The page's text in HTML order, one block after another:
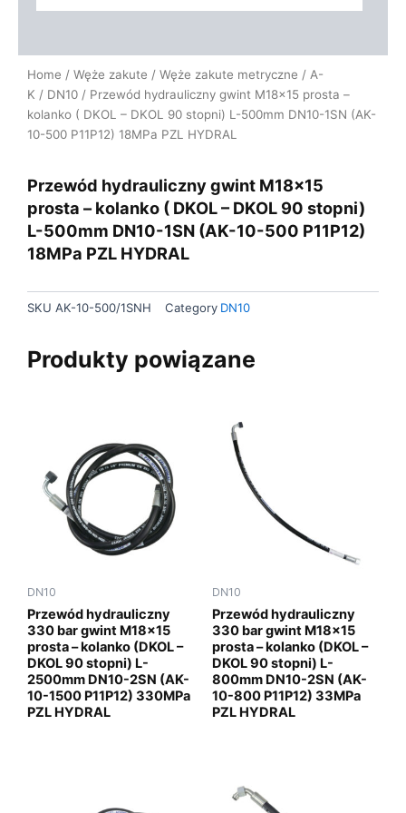
Home / Węże zakute / Węże zakute metryczne / A-
K / DN10 / Przewód hydrauliczny gwint M18x15 prosta –
kolanko ( DKOL – DKOL 90 stopni) L-500mm DN10-1SN (AK-
10-500 P11P12) 18MPa PZL HYDRAL
Przewód hydrauliczny gwint M18x15
prosta – kolanko ( DKOL – DKOL 90 stopni)
L-500mm DN10-1SN (AK-10-500 P11P12)
18MPa PZL HYDRAL
SKU AK-10-500/1SNH Category DN10
Produkty powiązane
DN10
Przewód hydrauliczny
330 bar gwint M18x15
prosta – kolanko (DKOL –
DKOL 90 stopni) L-
2500mm DN10-2SN (AK-
10-1500 P11P12) 330MPa
PZL HYDRAL
DN10
Przewód hydrauliczny
330 bar gwint M18x15
prosta – kolanko (DKOL –
DKOL 90 stopni) L-
800mm DN10-2SN (AK-
10-800 P11P12) 33MPa
PZL HYDRAL